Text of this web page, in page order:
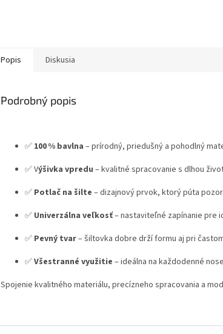
Popis Diskusia
Podrobný popis
✅ 100 % bavlna – prírodný, priedušný a pohodlný
✅ Výšivka vpredu – kvalitné spracovanie s dlhou
✅ Potlač na šilte – dizajnový prvok, ktorý púta
✅ Univerzálna veľkosť– nastaviteľné zapínanie pre
✅ Pevný tvar– šiltovka dobre drží formu aj pri
✅Všestranné využitie – ideálna na každodenné
Spojenie kvalitného materiálu, precízneho spracovania a